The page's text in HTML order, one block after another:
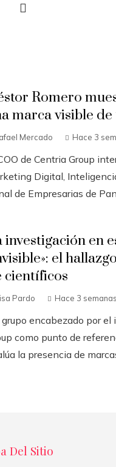
Romero
marca visible
Mercado Hace 3
de Centria Group
Digital,
de Empresarias de
investigación en
el
científicos
Pardo Hace 3 semanas
encabezado por
como punto de
la presencia de
Del Sitio